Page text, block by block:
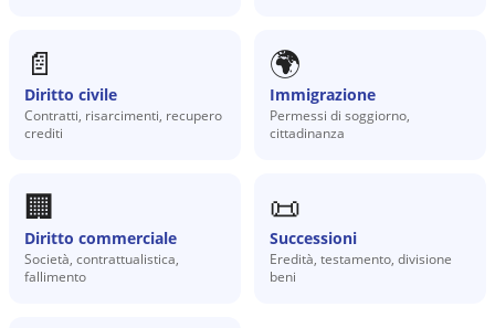
📄
Diritto civile
Contratti, risarcimenti, recupero
crediti
🌍
Immigrazione
Permessi di soggiorno,
cittadinanza
🏢
Diritto commerciale
Società, contrattualistica,
fallimento
📜
Successioni
Eredità, testamento, divisione
beni